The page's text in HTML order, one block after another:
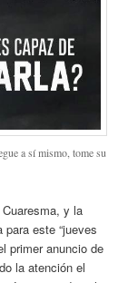
a sí mismo, tome su
y la
este “jueves
primer anuncio de
la atención el